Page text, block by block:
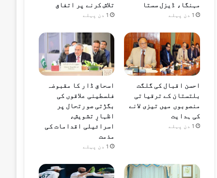
مہنگا، ڈیزل سستا
1 دن پہلے
تلاش کرنے پر اتفاق
1 دن پہلے
احسن اقبال کی گلگت
بلتستان کے ترقیاتی
منصوبوں میں تیزی لانے
کی ہدایت
1 دن پہلے
اسحاق ڈار کا مقبوضہ
فلسطینی علاقوں کی
بگڑتی صورتحال پر
اظہارِ تشویش،
اسرائیلی اقدامات کی
مذمت
1 دن پہلے